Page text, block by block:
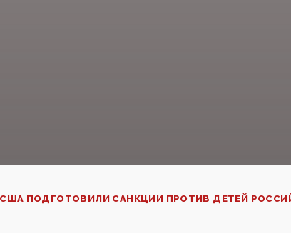
США ПОДГОТОВИЛИ САНКЦИИ ПРОТИВ ДЕТЕЙ